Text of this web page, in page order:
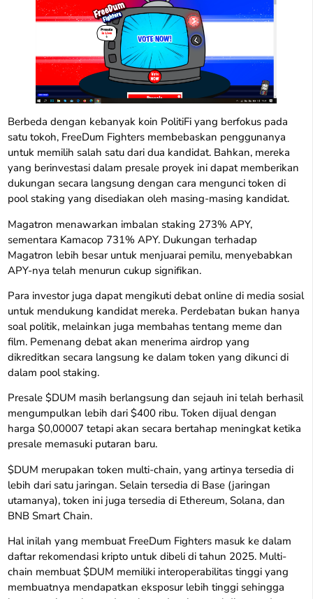
Berbeda dengan kebanyak koin PolitiFi yang berfokus pada
satu tokoh, FreeDum Fighters membebaskan penggunanya
untuk memilih salah satu dari dua kandidat. Bahkan, mereka
yang berinvestasi dalam presale proyek ini dapat memberikan
dukungan secara langsung dengan cara mengunci token di
pool staking yang disediakan oleh masing-masing kandidat.
Magatron menawarkan imbalan staking 273% APY,
sementara Kamacop 731% APY. Dukungan terhadap
Magatron lebih besar untuk menjuarai pemilu, menyebabkan
APY-nya telah menurun cukup signifikan.
Para investor juga dapat mengikuti debat online di media sosial
untuk mendukung kandidat mereka. Perdebatan bukan hanya
soal politik, melainkan juga membahas tentang meme dan
film. Pemenang debat akan menerima airdrop yang
dikreditkan secara langsung ke dalam token yang dikunci di
dalam pool staking.
Presale $DUM masih berlangsung dan sejauh ini telah berhasil
mengumpulkan lebih dari $400 ribu. Token dijual dengan
harga $0,00007 tetapi akan secara bertahap meningkat ketika
presale memasuki putaran baru.
$DUM merupakan token multi-chain, yang artinya tersedia di
lebih dari satu jaringan. Selain tersedia di Base (jaringan
utamanya), token ini juga tersedia di Ethereum, Solana, dan
BNB Smart Chain.
Hal inilah yang membuat FreeDum Fighters masuk ke dalam
daftar rekomendasi kripto untuk dibeli di tahun 2025. Multi-
chain membuat $DUM memiliki interoperabilitas tinggi yang
membuatnya mendapatkan eksposur lebih tinggi sehingga